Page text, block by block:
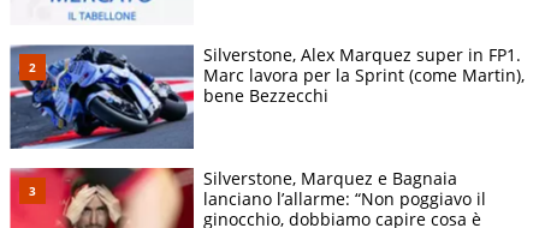
Silverstone, Alex Marquez super in FP1.
Marc lavora per la Sprint (come Martin),
bene Bezzecchi
Silverstone, Marquez e Bagnaia
lanciano l’allarme: “Non poggiavo il
ginocchio, dobbiamo capire cosa è